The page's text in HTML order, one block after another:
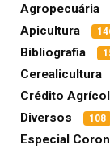
Agropecuária
Apicultura
Bibliografia
Cerealicultura
Crédito
Diversos 108
Especial